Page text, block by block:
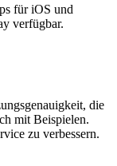
für iOS und
verfügbar.
die
mit Beispielen.
zu verbessern.